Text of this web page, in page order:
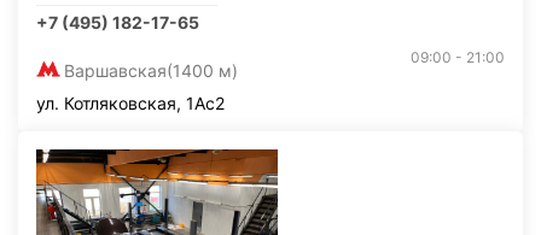
+7 (495) 182-17-65
Варшавская(1400 м)
09:00 - 21:00
ул. Котляковская, 1Ас2